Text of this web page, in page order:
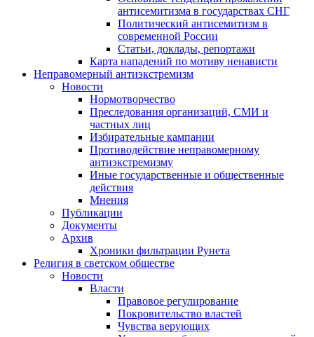
антисемитизма в государствах СНГ
Политический антисемитизм в
современной России
Статьи, доклады, репортажи
Карта нападений по мотиву ненависти
Неправомерный антиэкстремизм
Новости
Нормотворчество
Преследования организаций, СМИ и
частных лиц
Избирательные кампании
Противодействие неправомерному
антиэкстремизму
Иные государственные и общественные
действия
Мнения
Публикации
Документы
Архив
Хроники фильтрации Рунета
Религия в светском обществе
Новости
Власти
Правовое регулирование
Покровительство властей
Чувства верующих